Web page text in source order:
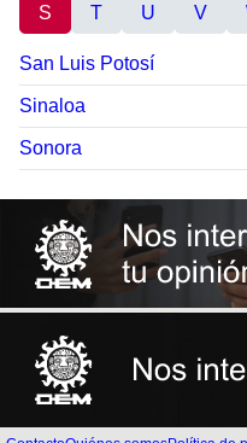
S
T U V
San Luis Potosí
Sinaloa
Sonora